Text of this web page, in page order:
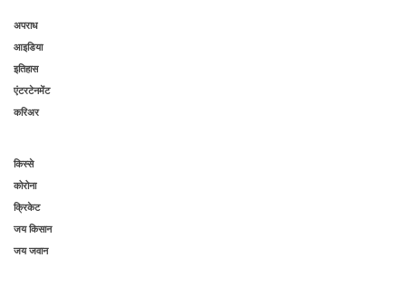
अपराध
आइडिया
इतिहास
एंटरटेनमेंट
करिअर
किस्से
कोरोना
क्रिकेट
जय किसान
जय जवान